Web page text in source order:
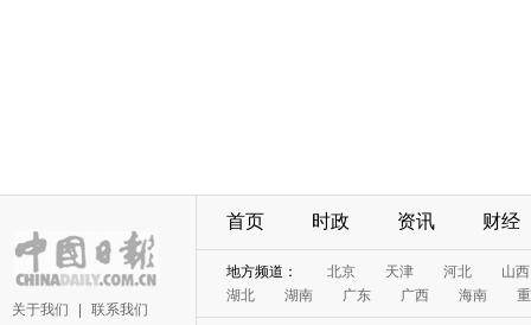
关于我们 联系我们
首页 时政 资讯 财经
地方频道： 北京 天津 河北
山西
湖北
湖南 广东 广西 海南